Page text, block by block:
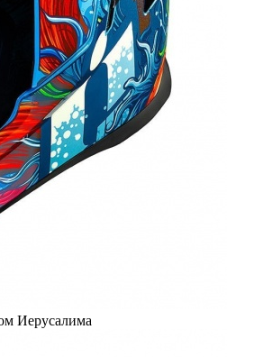
Иерусалима